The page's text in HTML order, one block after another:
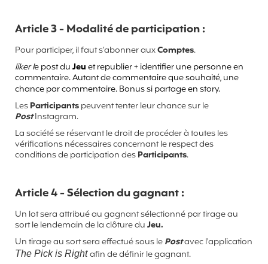
Article 3 - Modalité de participation :
Pour participer, il faut s’abonner auxComptes.
liker le post duJeuet republier + identifier une personne en
commentaire. Autant de commentaire que souhaité, une
chance par commentaire. Bonus si partage en story.
LesParticipantspeuvent tenter leur chance sur le
PostInstagram.
La société se réservant le droit de procéder à toutes les
vérifications nécessaires concernant le respect des
conditions de participation desParticipants.
Article 4 - Sélection du gagnant :
Un lot sera attribué au gagnant sélectionné par tirage au
sort le lendemain de la clôture duJeu.
Un tirage au sort sera effectué sous lePostavec l'application
The Pick is Right afin de définir le gagnant.